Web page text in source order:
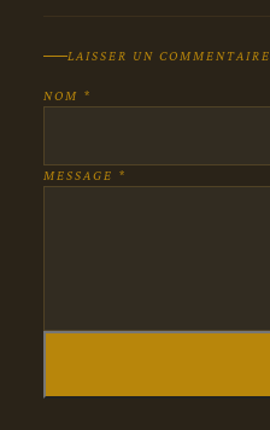
LAISSER UN COMMENTAIRE
NOM *
MESSAGE *